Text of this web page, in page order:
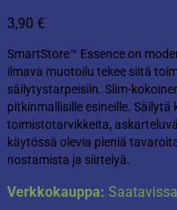
3,90 €
SmartStore™ Essence on
ilmava muotoilu tekee siitä
säilytystarpeisiin. Slim-
pitkinmallisille esineille.
toimistotarvikkeita,
käytössä olevia pieniä
nostamista ja siirtelyä.
Verkkokauppa: Saatavissa